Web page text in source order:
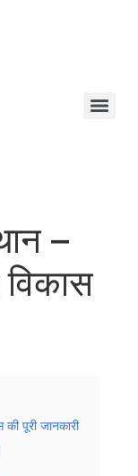
–
पूरी जानकारी